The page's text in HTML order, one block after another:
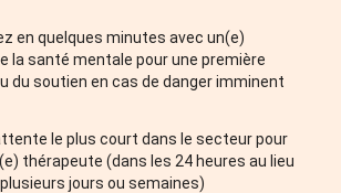
en quelques minutes avec un(e)
la santé mentale pour une première
du soutien en cas de danger imminent
le plus court dans le secteur pour
thérapeute (dans les 24 heures au lieu
plusieurs jours ou semaines)